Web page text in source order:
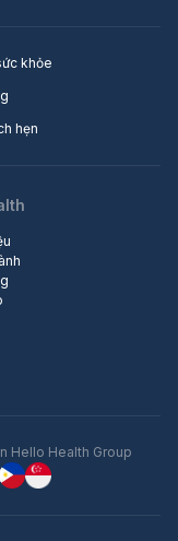
khỏe
hẹn
Hello Health Group